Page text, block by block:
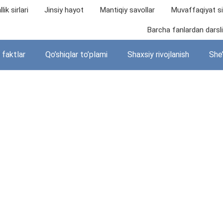
sirlari Jinsiy hayot Mantiqiy savollar Muvaffaqiyat
Barcha fanlardan
faktlar Qo’shiqlar to’plami Shaxsiy rivojlanish